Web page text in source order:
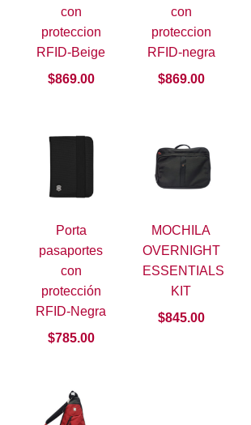
con
proteccion
RFID-Beige
$869.00
con
proteccion
RFID-negra
$869.00
Porta
pasaportes
con
protección
RFID-Negra
$785.00
MOCHILA
OVERNIGHT
ESSENTIALS
KIT
$845.00